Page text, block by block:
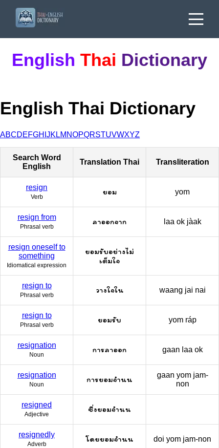
English Thai Dictionary
English Thai Dictionary
ABCDEFGH JK LM NOPQRSTUVWXYZ
Search Word
English
Translation Thai Transliteration
resign
Verb
ยอม yom
resign from
Phrasal verb
ลาออกจาก laa ok jàak
resign oneself to
something
Idiomatical expression
ยอมรับอย่างไม่
เต็มใจ
resign to
Phrasal verb
วางใจใน waang jai nai
resign to
Phrasal verb
ยอมรับ yom ráp
resignation
Noun
การลาออก gaan laa ok
resignation
Noun
การยอมจำนน
gaan yom jam-
non
resigned
Adjective
ซึ่งยอมจำนน
resignedly
Adverb
โดยยอมจำนน doi yom jam-non